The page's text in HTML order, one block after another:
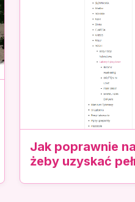
Jak poprawnie
żeby uzyskać